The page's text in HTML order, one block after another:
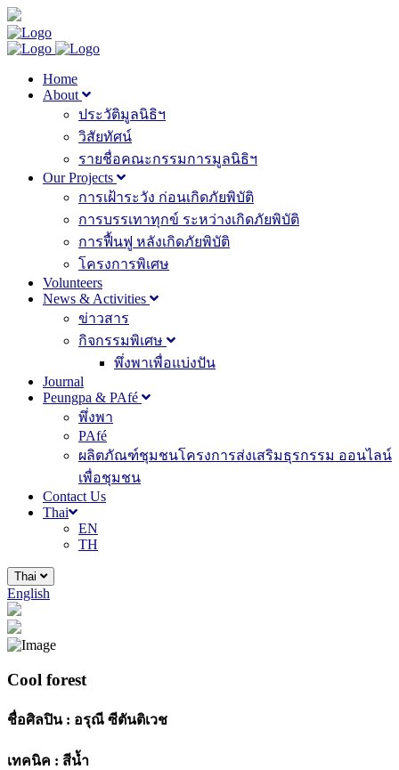
Home
About
ประวัติมูลนิธิฯ
วิสัยทัศน์
รายชื่อคณะกรรมการมูลนิธิฯ
Our Projects
การเฝ้าระวัง ก่อนเกิดภัยพิบัติ
การบรรเทาทุกข์ ระหว่างเกิดภัยพิบัติ
การฟื้นฟู หลังเกิดภัยพิบัติ
โครงการพิเศษ
Volunteers
News & Activities
ข่าวสาร
กิจกรรมพิเศษ
พึ่งพาเพื่อแบ่งปัน
Journal
Peungpa & PAfé
พึ่งพา
PAfé
ผลิตภัณฑ์ชุมชนโครงการส่งเสริมธุรกรรม ออนไลน์
เพื่อชุมชน
Contact Us
Thai
EN
TH
Thai
English
Cool forest
ชื่อศิลปิน : อรุณี ซีตันติเวช
เทคนิค : สีน้ำ